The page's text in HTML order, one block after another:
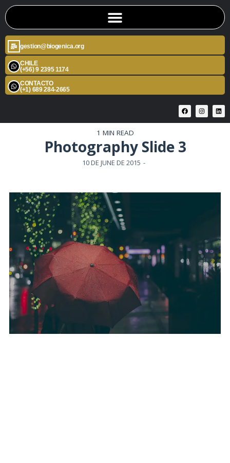
gestion@biogenica.org
CHILE
(+56) 9 2395 1174
CONTACTO
(+1) 689 284-2665
1 MIN READ
Photography Slide 3
10 DE JUNE DE 2015 -